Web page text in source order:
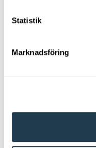
Statistik
Marknadsföring